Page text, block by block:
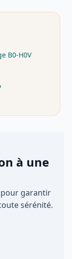
B0-H0V
à une
garantir
sérénité.